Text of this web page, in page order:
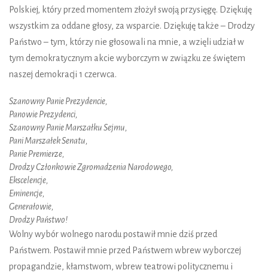
Polskiej, który przed momentem złożył swoją przysięgę. Dziękuję
wszystkim za oddane głosy, za wsparcie. Dziękuję także – Drodzy
Państwo – tym, którzy nie głosowali na mnie, a wzięli udział w
tym demokratycznym akcie wyborczym w związku ze świętem
naszej demokracji 1 czerwca.
Szanowny Panie Prezydencie,
Panowie Prezydenci,
Szanowny Panie Marszałku Sejmu,
Pani Marszałek Senatu,
Panie Premierze,
Drodzy Członkowie Zgromadzenia Narodowego,
Ekscelencje,
Eminencje,
Generałowie,
Drodzy Państwo!
Wolny wybór wolnego narodu postawił mnie dziś przed
Państwem. Postawił mnie przed Państwem wbrew wyborczej
propagandzie, kłamstwom, wbrew teatrowi politycznemu i